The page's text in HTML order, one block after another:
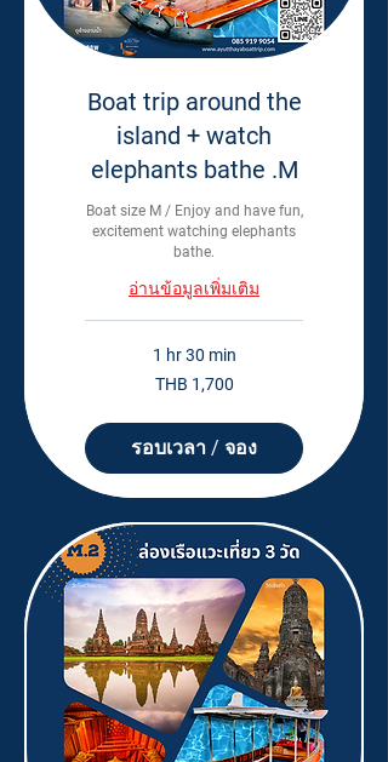
Boat trip around the
island + watch
elephants bathe .M
Boat size M / Enjoy and have fun,
excitement watching elephants
bathe.
อ่านข้อมูลเพิ่มเติม
1 hr 30 min
THB 1,700
รอบเวลา / จอง